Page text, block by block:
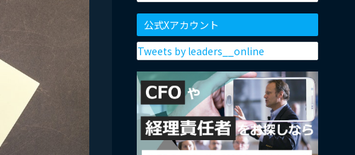
公式Xアカウント
Tweets by leaders__online